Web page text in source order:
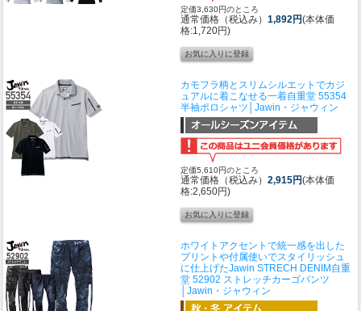
定価3,630円のところ
通常価格（税込み） 1,892円(本体価
格:1,720円)
カモフラ柄とスリムシルエットでカジ
ュアルに着こなせる一着自重堂 55354
半袖ポロシャツ│Jawin・ジャウィン
定価5,610円のところ
通常価格（税込み） 2,915円(本体価
格:2,650円)
ホワイトアクセントで統一感を出した
プリントや付属使いでスタイリッシュ
に仕上げたJawin STRECH DENIM自重
堂 52902 ストレッチカーゴパンツ
│Jawin・ジャウィン